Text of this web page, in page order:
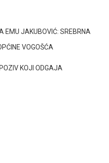
EMU JAKUBOVIĆ: SREBRNA
VOGOŠĆA
KOJI ODGAJA